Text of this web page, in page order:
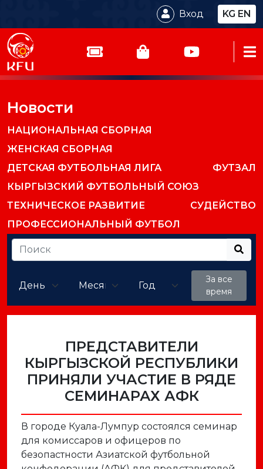
Вход KG EN
Новости
НАЦИОНАЛЬНАЯ СБОРНАЯ
ЖЕНСКАЯ СБОРНАЯ
ДЕТСКАЯ ФУТБОЛЬНАЯ ЛИГА
ФУТЗАЛ
КЫРГЫЗСКИЙ ФУТБОЛЬНЫЙ СОЮЗ
ТЕХНИЧЕСКОЕ РАЗВИТИЕ
СУДЕЙСТВО
ПРОФЕССИОНАЛЬНЫЙ ФУТБОЛ
За все
время
ПРЕДСТАВИТЕЛИ
КЫРГЫЗСКОЙ РЕСПУБЛИКИ
ПРИНЯЛИ УЧАСТИЕ В РЯДЕ
СЕМИНАРАХ АФК
В городе Куала-Лумпур состоялся семинар
для комиссаров и офицеров по
безопастности Азиатской футбольной